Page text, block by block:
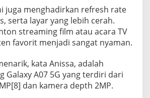
juga menghadirkan refresh rate
serta layar yang lebih cerah.
streaming film atau acara TV
favorit menjadi sangat nyaman.
kata Anissa, adalah
Galaxy A07 5G yang terdiri dari
dan kamera depth 2MP.